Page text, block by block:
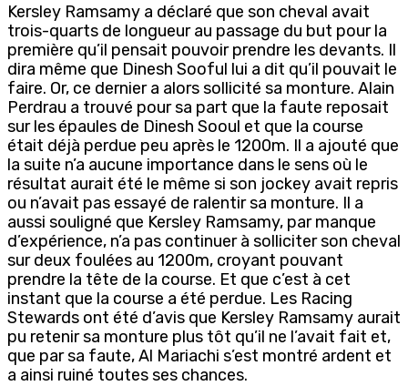
Kersley Ramsamy a déclaré que son cheval avait
trois-quarts de longueur au passage du but pour la
première qu’il pensait pouvoir prendre les devants. Il
dira même que Dinesh Sooful lui a dit qu’il pouvait le
faire. Or, ce dernier a alors sollicité sa monture. Alain
Perdrau a trouvé pour sa part que la faute reposait
sur les épaules de Dinesh Sooul et que la course
était déjà perdue peu après le 1200m. Il a ajouté que
la suite n’a aucune importance dans le sens où le
résultat aurait été le même si son jockey avait repris
ou n’avait pas essayé de ralentir sa monture. Il a
aussi souligné que Kersley Ramsamy, par manque
d’expérience, n’a pas continuer à solliciter son cheval
sur deux foulées au 1200m, croyant pouvant
prendre la tête de la course. Et que c’est à cet
instant que la course a été perdue. Les Racing
Stewards ont été d’avis que Kersley Ramsamy aurait
pu retenir sa monture plus tôt qu’il ne l’avait fait et,
que par sa faute, Al Mariachi s’est montré ardent et
a ainsi ruiné toutes ses chances.